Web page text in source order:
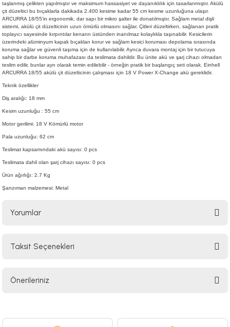
taşlanmış çelikten yapılmıştır ve maksimum hassasiyet ve dayanıklılık için tasarlanmıştır. Akülü
çit düzeltici bu bıçaklarla dakikada 2.400 kesime kadar 55 cm kesme uzunluğuna ulaşır.
ARCURRA 18/55'in ergonomik, dar sapı bir mikro şalter ile donatılmıştır. Sağlam metal dişli
sistemi, akülü çit düzelticinin uzun ömürlü olmasını sağlar. Çitleri düzeltirken, sağlanan pratik
toplayıcı sayesinde kırpıntılar kenarın üstünden inanılmaz kolaylıkla taşınabilir. Kesicilerin
üzerindeki alüminyum kapak bıçakları korur ve sağlam kesici koruması depolama sırasında
koruma sağlar ve güvenli taşıma için de kullanılabilir. Ayrıca duvara montaj için bir tutucuya
sahip bir darbe koruma muhafazası da teslimata dahildir. Bu ünite akü ve şarj cihazı olmadan
teslim edilir, bunlar ayrı olarak temin edilebilir - örneğin pratik bir başlangıç seti olarak. Einhell
ARCURRA 18/55 akülü çit düzelticinin çalışması için 18 V Power X-Change akü gereklidir.
Teknik özellikler
Diş aralığı: 18 mm
Kesim uzunluğu : 55 cm
Motor gerilimi: 18 V Kömürlü motor
Pala uzunluğu: 62 cm
Teslimat kapsamındaki akü sayısı: 0 pcs
Teslimata dahil olan şarj cihazı sayısı: 0 pcs
Ürün ağırlığı: 2.7 Kg
Şanzıman malzemesi: Metal
Yorumlar
Bu ürüne ilk yorumu siz yapın!
Taksit Seçenekleri
Önerileriniz